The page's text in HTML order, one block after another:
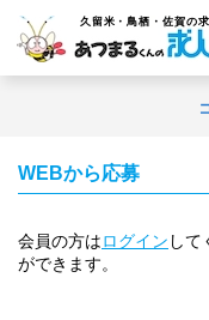
久留米・鳥栖・佐賀の
WEBから応募
会員の方はログイン して
ができます。